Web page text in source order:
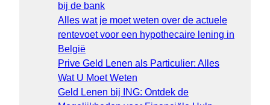
bij de bank
Alles wat je moet weten over de actuele
rentevoet voor een hypothecaire lening in
België
Prive Geld Lenen als Particulier: Alles
Wat U Moet Weten
Geld Lenen bij ING: Ontdek de